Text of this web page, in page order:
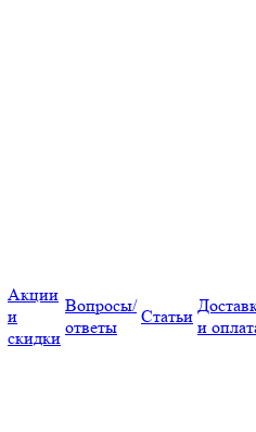
Акции
и
скидки
Вопросы/
ответы
Статьи
и